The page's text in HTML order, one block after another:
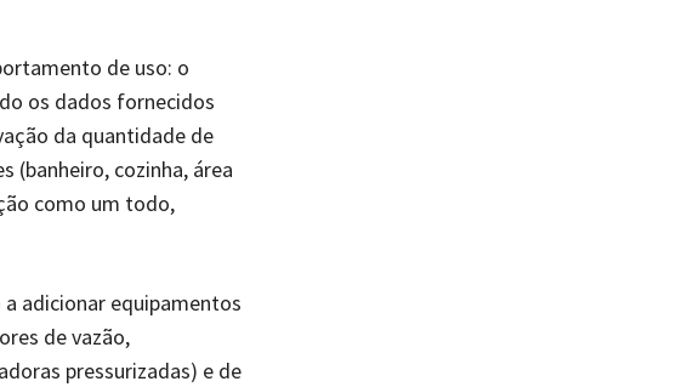
de uso: o
os dados fornecidos
da quantidade de
(banheiro, cozinha, área
como um todo,
adicionar equipamentos
de vazão,
pressurizadas) e de